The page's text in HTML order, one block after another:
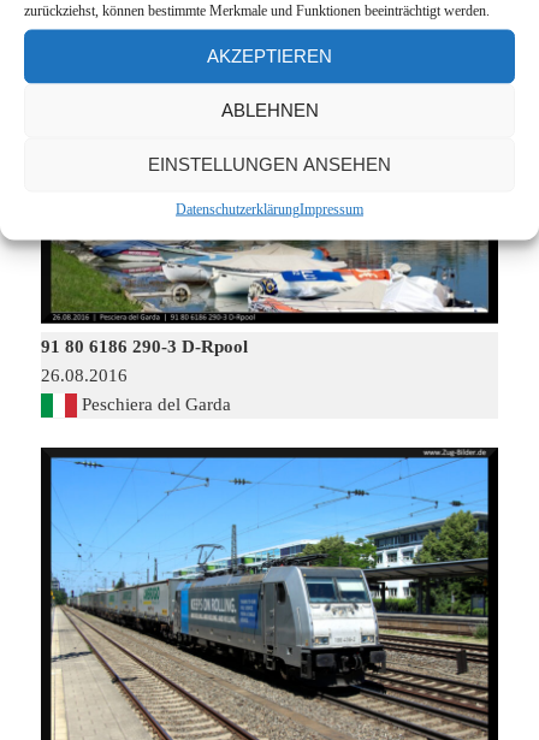
zurückziehst, können bestimmte Merkmale und Funktionen beeinträchtigt werden.
AKZEPTIEREN
ABLEHNEN
EINSTELLUNGEN ANSEHEN
DatenschutzerklärungImpressum
91 80 6186 290-3 D-Rpool
26.08.2016
Peschiera del Garda